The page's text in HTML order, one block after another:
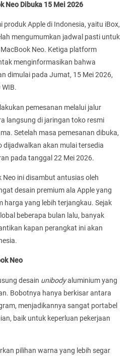
Neo Dibuka 15 Mei 2026
produk Apple di Indonesia, yaitu iBox,
mengumumkan jadwal pasti untuk
Neo. Ketiga platform
menginformasikan bahwa
dimulai pada Jumat, 15 Mei 2026,
pemesanan melalui jalur
langsung di jaringan toko resmi
Setelah masa pemesanan dibuka,
dijadwalkan akan mulai tersedia
pada tanggal 22 Mei 2026.
Neo ini disambut antusias oleh
desain premium ala Apple yang
harga yang lebih terjangkau. Sejak
beberapa bulan lalu, banyak
kapan perangkat ini akan
Neo
desain unibodyaluminium yang
Bobotnya hanya berkisar antara
menjadikannya sangat portabel
baik untuk keperluan pekerjaan
pilihan warna yang lebih segar